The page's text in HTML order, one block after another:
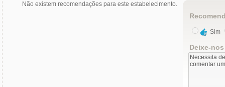
Não existem recomendações para este estabelecimento.
Sim
Deixe-